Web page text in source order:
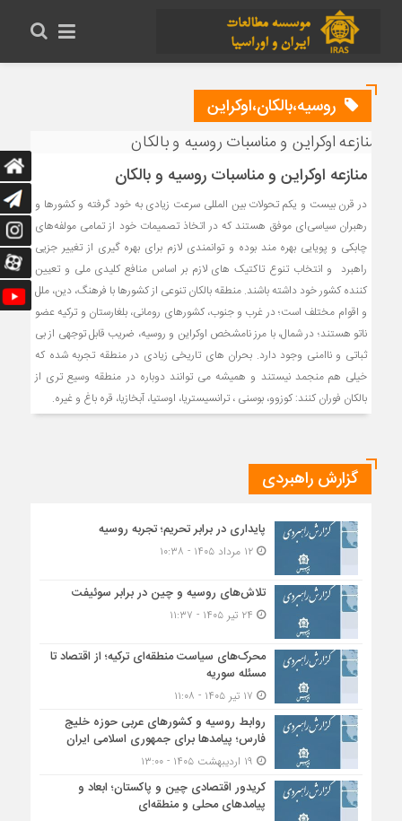
روسیه،بالکان،اوکراین
منازعه اوکراین و مناسبات روسیه و بالکان
در قرن بیست و یکم تحولات بین المللی سرعت زیادی به خود گرفته و کشورها و
رهبران سیاسی‌ای موفق هستند که در اتخاذ تصمیمات خود از تمامی مولفه‌های
چابکی و پویایی بهره مند بوده و توانمندی لازم برای بهره گیری از تغییر جزیی
راهبرد و انتخاب تنوع تاکتیک های لازم بر اساس منافع کلیدی ملی و تعیین
کننده کشور خود داشته باشند. منطقه بالکان تنوعی از کشورها با فرهنگ، دین، ملل
و اقوام مختلف است؛ در غرب و جنوب، کشورهای رومانی، بلغارستان و ترکیه عضو
ناتو هستند؛ در شمال، با مرز نامشخص اوکراین و روسیه، ضریب قابل‌ توجهی از بی‌
ثباتی و ناامنی وجود دارد. بحران‌ های تاریخی زیادی در منطقه تجربه‌ شده که
خیلی هم منجمد نیستند و همیشه می‌ توانند دوباره در منطقه وسیع‌ تری از
بالکان فوران کنند: کوزوو، بوسنی ، ترانسیستریا، اوستیا، آبخازیا، قره ‌باغ و غیره.
گزارش راهبردی
پایداری در برابر تحریم؛ تجربه روسیه
۱۲ مرداد ۱۴۰۵ - ۱۰:۳۸
تلاش‌های روسیه و چین در برابر سوئیفت
محرک‌های سیاست منطقه‌‎ای ترکیه؛ از اقتصاد تا
مسئله سوریه
روابط روسیه و کشورهای عربی حوزه خلیج
فارس؛ پیامدها برای جمهوری اسلامی ایران
کریدور اقتصادی چین و پاکستان؛ ابعاد و
پیامدهای محلی و منطقه‌ای